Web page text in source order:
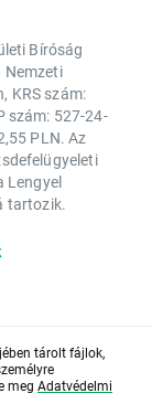
Bíróság
Nemzeti
KRS szám:
szám: 527-24-
PLN. Az
Lengyel
tartozik.
tárolt fájlok,
meg Adatvédelmi